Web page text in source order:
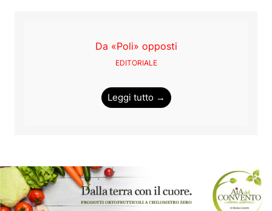
Da «Poli» opposti
EDITORIALE
Leggi tutto →